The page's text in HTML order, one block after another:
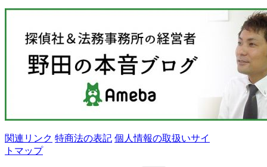
関連リンク 特商法の表記 個人情報の取扱いサイ
トマップ